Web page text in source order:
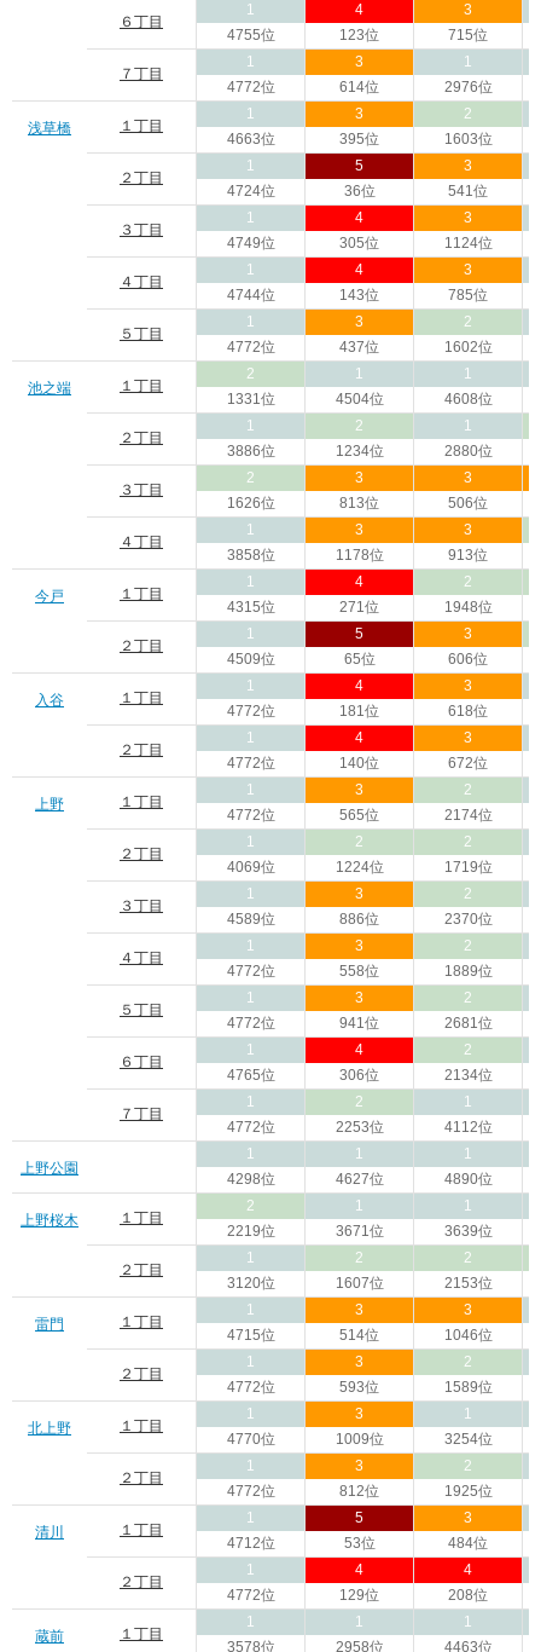
６丁目
1
4755位
4
123位
3
715位
７丁目
1
4772位
3
614位
1
2976位
浅草橋 １丁目
1
4663位
3
395位
2
1603位
２丁目
1
4724位
5
36位
3
541位
３丁目
1
4749位
4
305位
3
1124位
４丁目
1
4744位
4
143位
3
785位
５丁目
1
4772位
3
437位
2
1602位
池之端 １丁目
2
1331位
1
4504位
1
4608位
２丁目
1
3886位
2
1234位
1
2880位
３丁目
2
1626位
3
813位
3
506位
４丁目
1
3858位
3
1178位
3
913位
今戸 １丁目
1
4315位
4
271位
2
1948位
２丁目
1
4509位
5
65位
3
606位
入谷 １丁目
1
4772位
4
181位
3
618位
２丁目
1
4772位
4
140位
3
672位
上野 １丁目
1
4772位
3
565位
2
2174位
２丁目
1
4069位
2
1224位
2
1719位
３丁目
1
4589位
3
886位
2
2370位
４丁目
1
4772位
3
558位
2
1889位
５丁目
1
4772位
3
941位
2
2681位
６丁目
1
4765位
4
306位
2
2134位
７丁目
1
4772位
2
2253位
1
4112位
上野公園
1
4298位
1
4627位
1
4890位
上野桜木 １丁目
2
2219位
1
3671位
1
3639位
２丁目
1
3120位
2
1607位
2
2153位
雷門 １丁目
1
4715位
3
514位
3
1046位
２丁目
1
4772位
3
593位
2
1589位
北上野 １丁目
1
4770位
3
1009位
1
3254位
２丁目
1
4772位
3
812位
2
1925位
清川 １丁目
1
4712位
5
53位
3
484位
２丁目
1
4772位
4
129位
4
208位
蔵前 １丁目
1
3578位
1
2958位
1
4463位